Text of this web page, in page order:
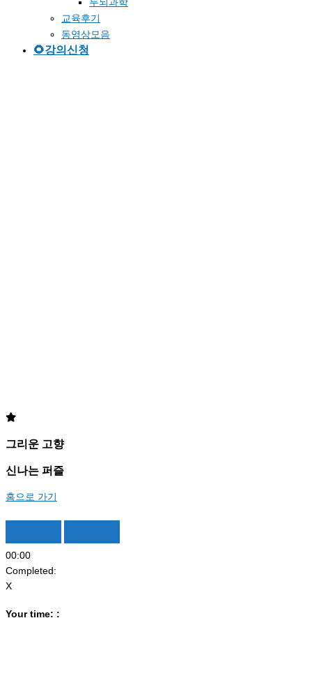
교육후기
동영상모음
🌻강의신청
그리운 고향
신나는 퍼즐
홈으로 가기
00:00
Completed:
X
Your time: :